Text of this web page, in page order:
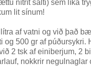
nítrít salti) sem líka
lit sínum!
af vatni og við það
og 500 gr af púðursykri.
2 tsk af einiberjum, 2
nokkrir